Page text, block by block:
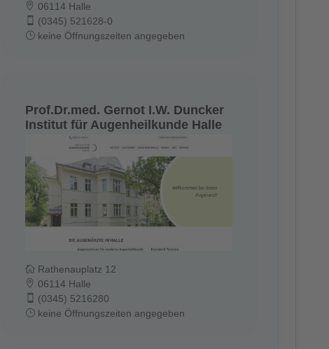
06114 Halle
(0345) 521628-0
keine Öffnungszeiten angegeben
Prof.Dr.med. Gernot I.W. Duncker
Institut für Augenheilkunde Halle
Rathenauplatz 12
06114 Halle
(0345) 5216280
keine Öffnungszeiten angegeben